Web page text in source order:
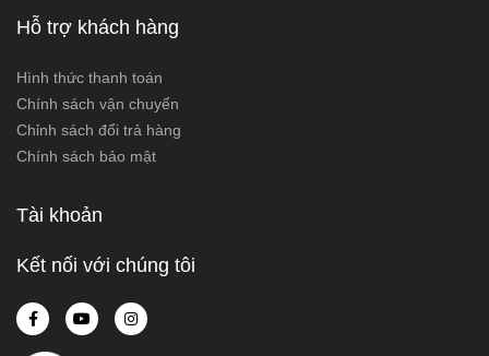
Hỗ trợ khách hàng
Hình thức thanh toán
Chính sách vận chuyển
Chỉnh sách đổi trả hàng
Chính sách bảo mật
Tài khoản
Kết nối với chúng tôi